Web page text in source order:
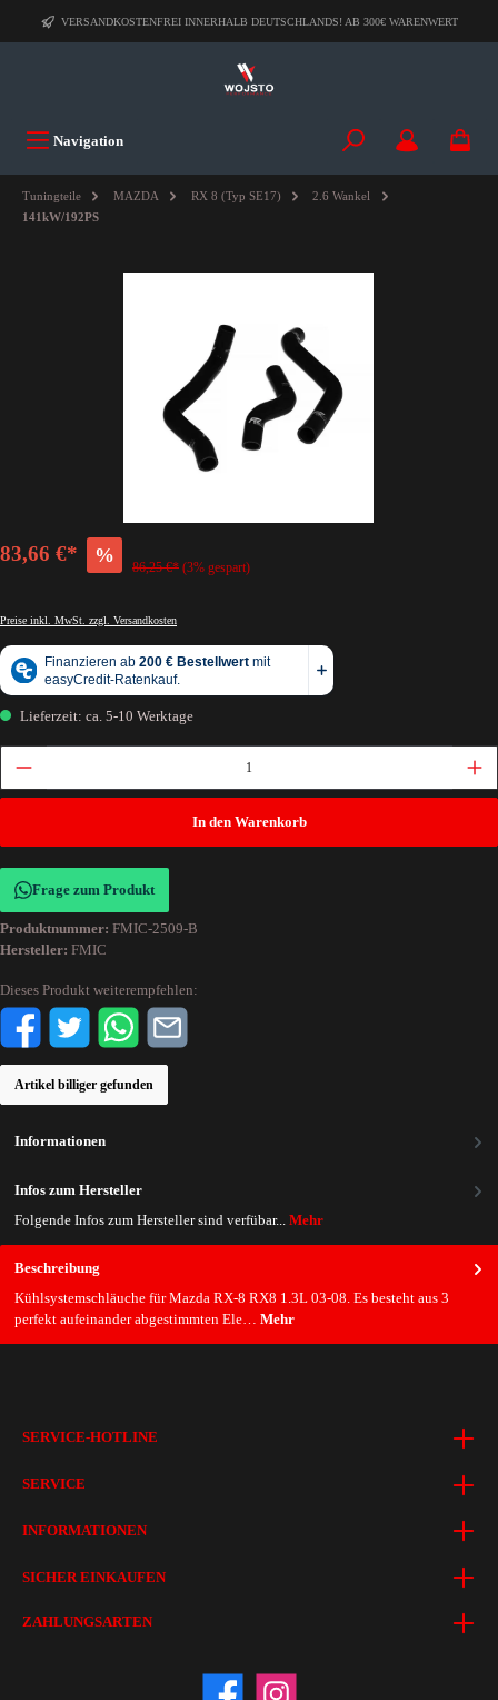
VERSANDKOSTENFREI INNERHALB DEUTSCHLANDS! AB 300€ WARENWERT
Navigation
Tuningteile MAZDA RX 8 (Typ SE17)
2.6 Wankel
141kW/192PS
83,66 €* %
86,25 €* (3% gespart)
Preise inkl. MwSt. zzgl. Versandkosten
Lieferzeit: ca. 5-10 Werktage
In den Warenkorb
Frage zum Produkt
Produktnummer: FMIC-2509-B
Hersteller: FMIC
Dieses Produkt weiterempfehlen:
Artikel billiger gefunden
Beschreibung
Kühlsystemschläuche für Mazda RX-8 RX8 1.3L 03-08. Es besteht aus 3
perfekt aufeinander abgestimmten Ele… Mehr
Informationen
Infos zum Hersteller
Folgende Infos zum Hersteller sind verfübar... Mehr
SERVICE-HOTLINE
SERVICE
INFORMATIONEN
SICHER EINKAUFEN
ZAHLUNGSARTEN